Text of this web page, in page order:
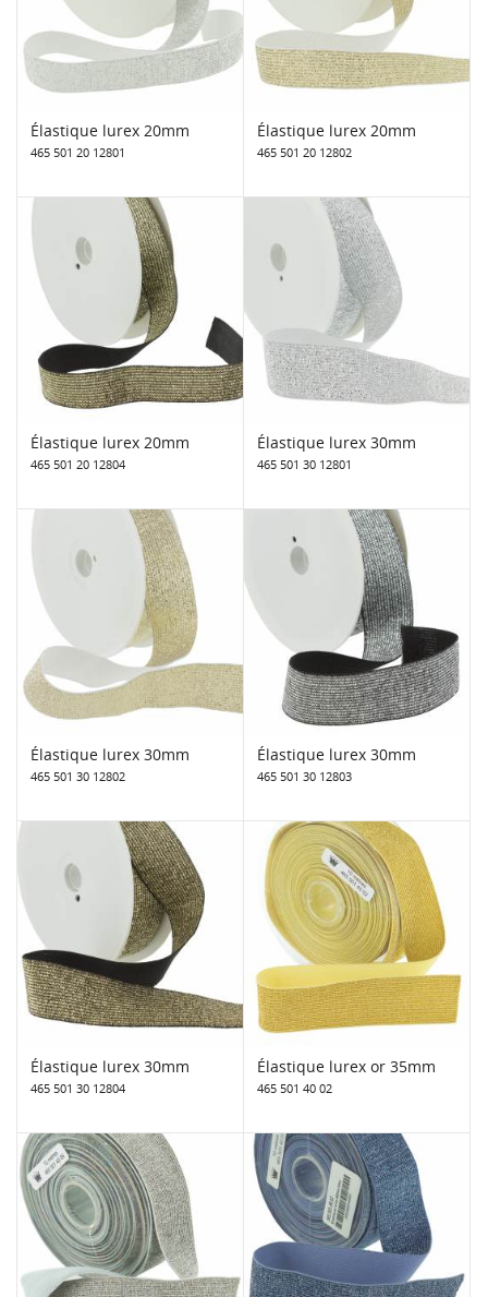
Élastique lurex 20mm
465 501 20 12801
Élastique lurex 20mm
465 501 20 12802
Élastique lurex 20mm
465 501 20 12804
Élastique lurex 30mm
465 501 30 12801
Élastique lurex 30mm
465 501 30 12802
Élastique lurex 30mm
465 501 30 12803
Élastique lurex 30mm
465 501 30 12804
Élastique lurex or 35mm
465 501 40 02